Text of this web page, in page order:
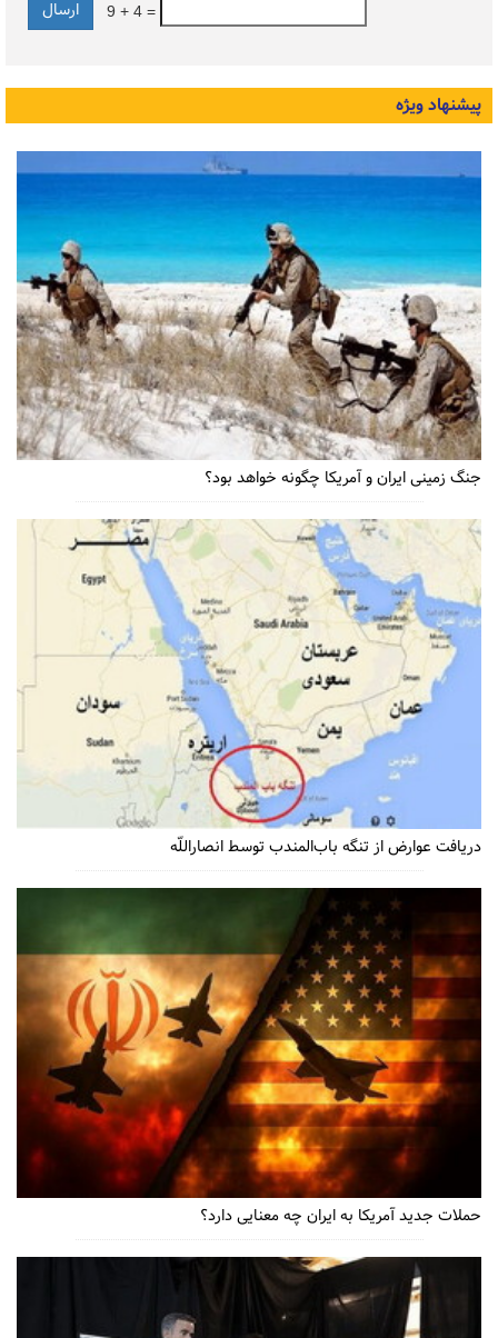
9 + 4 =
پیشنهاد ویژه
جنگ زمینی ایران و آمریکا چگونه خواهد بود؟
دریافت عوارض از تنگه باب‌المندب توسط انصاراللّه
حملات جدید آمریکا به ایران چه معنایی دارد؟